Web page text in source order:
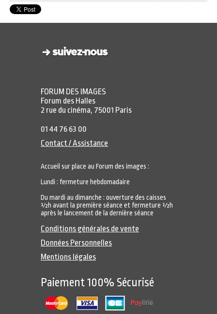
FORUM DES IMAGES
Forum des Halles
2 rue du cinéma, 75001 Paris
01 44 76 63 00
Contact / Assistance
Accueil sur place au Forum des images :
Lundi : fermeture hebdomadaire
Du mardi au dimanche : ouverture des caisses
½h avant la première séance et fermeture ½h
après le lancement de la dernière séance
Conditions générales de vente
Données Personnelles
Mentions légales
Paiement 100% Sécurisé